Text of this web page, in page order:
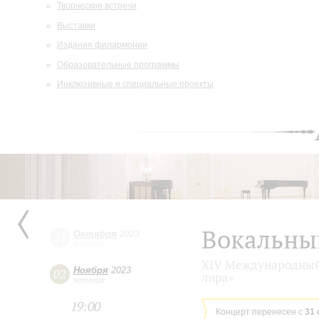
Творческие встречи
Выставки
Издания филармонии
Образовательные программы
Инклюзивные и специальные проекты
02 Ноября 2023
четверг
19:00 Концерт перенесен с 31